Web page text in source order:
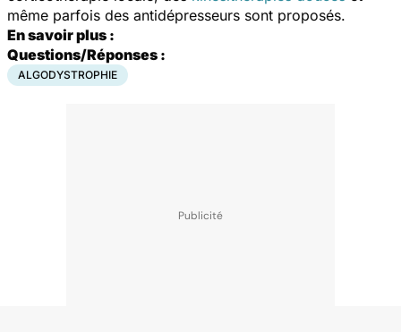
même parfois des antidépresseurs sont proposés.
En savoir plus :
Questions/Réponses :
ALGODYSTROPHIE